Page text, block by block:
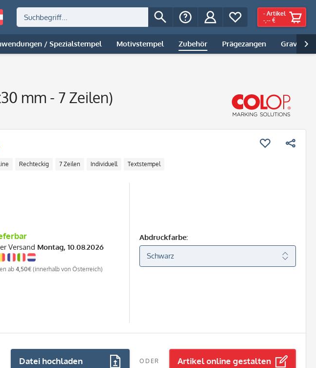
- Artikel
-,-- €
/ Spezialstempel Motivstempel Zubehör Prägezangen Gravur |

mm - 7 Zeilen)
Rechteckig 7 Zeilen Individuell Textstempel
Versand Montag, 10.08.2026
ab4,50€ (innerhalb von Österreich)
Abdruckfarbe:
Datei hochladen ODER Artikel online gestalten